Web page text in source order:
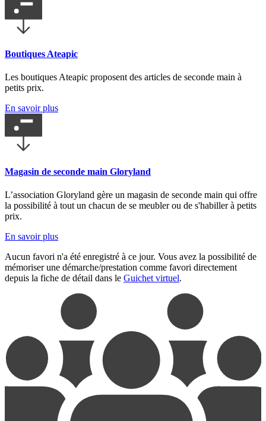
Boutiques Ateapic
Les boutiques Ateapic proposent des articles de seconde main à
petits prix.
En savoir plus
Magasin de seconde main Gloryland
L’association Gloryland gère un magasin de seconde main qui offre
la possibilité à tout un chacun de se meubler ou de s'habiller à petits
prix.
En savoir plus
Aucun favori n'a été enregistré à ce jour. Vous avez la possibilité de
mémoriser une démarche/prestation comme favori directement
depuis la fiche de détail dans le Guichet virtuel.